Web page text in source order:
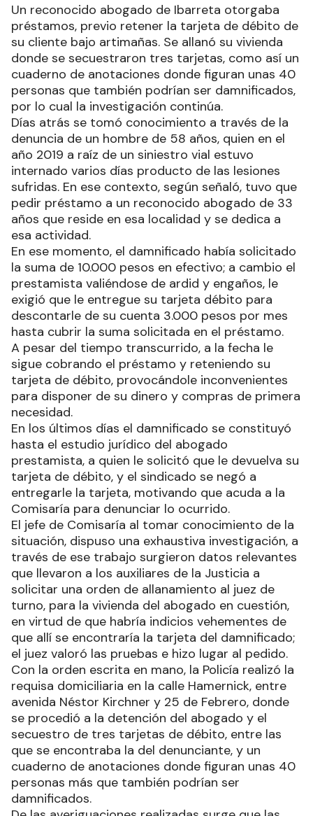
Un reconocido abogado de Ibarreta otorgaba
préstamos, previo retener la tarjeta de débito de
su cliente bajo artimañas. Se allanó su vivienda
donde se secuestraron tres tarjetas, como así un
cuaderno de anotaciones donde figuran unas 40
personas que también podrían ser damnificados,
por lo cual la investigación continúa.
Días atrás se tomó conocimiento a través de la
denuncia de un hombre de 58 años, quien en el
año 2019 a raíz de un siniestro vial estuvo
internado varios días producto de las lesiones
sufridas. En ese contexto, según señaló, tuvo que
pedir préstamo a un reconocido abogado de 33
años que reside en esa localidad y se dedica a
esa actividad.
En ese momento, el damnificado había solicitado
la suma de 10.000 pesos en efectivo; a cambio el
prestamista valiéndose de ardid y engaños, le
exigió que le entregue su tarjeta débito para
descontarle de su cuenta 3.000 pesos por mes
hasta cubrir la suma solicitada en el préstamo.
A pesar del tiempo transcurrido, a la fecha le
sigue cobrando el préstamo y reteniendo su
tarjeta de débito, provocándole inconvenientes
para disponer de su dinero y compras de primera
necesidad.
En los últimos días el damnificado se constituyó
hasta el estudio jurídico del abogado
prestamista, a quien le solicitó que le devuelva su
tarjeta de débito, y el sindicado se negó a
entregarle la tarjeta, motivando que acuda a la
Comisaría para denunciar lo ocurrido.
El jefe de Comisaría al tomar conocimiento de la
situación, dispuso una exhaustiva investigación, a
través de ese trabajo surgieron datos relevantes
que llevaron a los auxiliares de la Justicia a
solicitar una orden de allanamiento al juez de
turno, para la vivienda del abogado en cuestión,
en virtud de que habría indicios vehementes de
que allí se encontraría la tarjeta del damnificado;
el juez valoró las pruebas e hizo lugar al pedido.
Con la orden escrita en mano, la Policía realizó la
requisa domiciliaria en la calle Hamernick, entre
avenida Néstor Kirchner y 25 de Febrero, donde
se procedió a la detención del abogado y el
secuestro de tres tarjetas de débito, entre las
que se encontraba la del denunciante, y un
cuaderno de anotaciones donde figuran unas 40
personas más que también podrían ser
damnificados.